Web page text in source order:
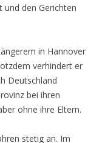
und den Gerichten
in Hannover
verhindert er
Deutschland
bei ihren
ohne ihre Eltern.
stetig an. Im